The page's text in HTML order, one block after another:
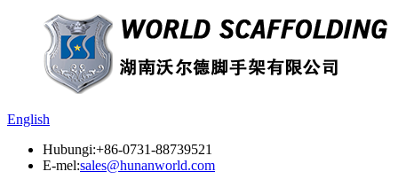
English
Hubungi:+86-0731-88739521
E-mel:sales@hunanworld.com